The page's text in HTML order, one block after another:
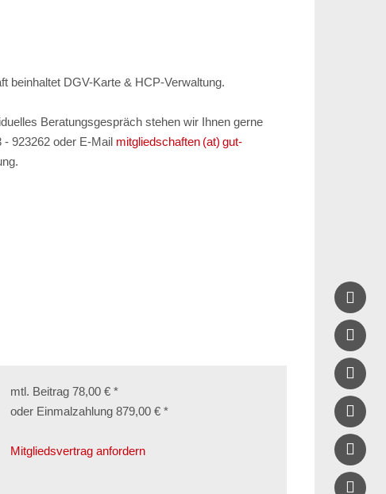
beinhaltet DGV-Karte & HCP-Verwaltung.
Beratungsgespräch stehen wir Ihnen gerne
- 923262 oder E-Mail mitgliedschaften (at) gut-
mtl. Beitrag 78,00 € *
oder Einmalzahlung 879,00 € *
Mitgliedsvertrag anfordern




